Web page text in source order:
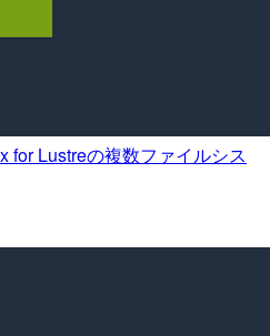
for Lustreの複数ファイルシス